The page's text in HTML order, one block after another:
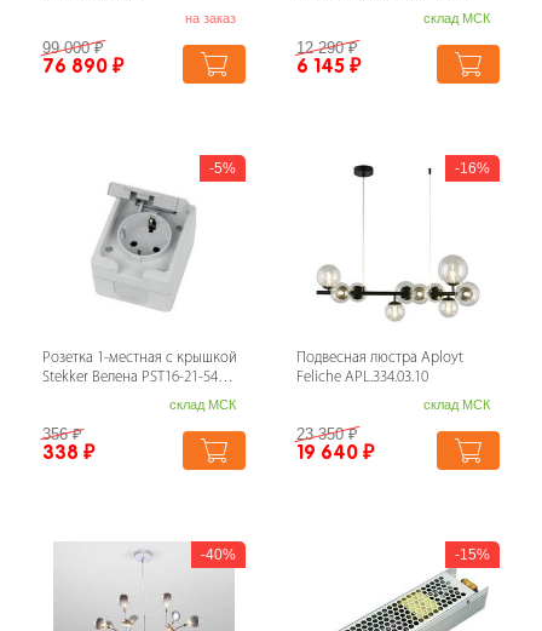
на заказ
99 000₽
76 890 ₽
склад МСК
12 290₽
6 145 ₽
5%
Розетка 1-местная с крышкой
Stekker Велена PST16-21-54
склад МСК
356₽
338 ₽
16%
Подвесная люстра Aployt
Feliche APL.334.03.10
склад МСК
23 350₽
19 640 ₽
40% 15%